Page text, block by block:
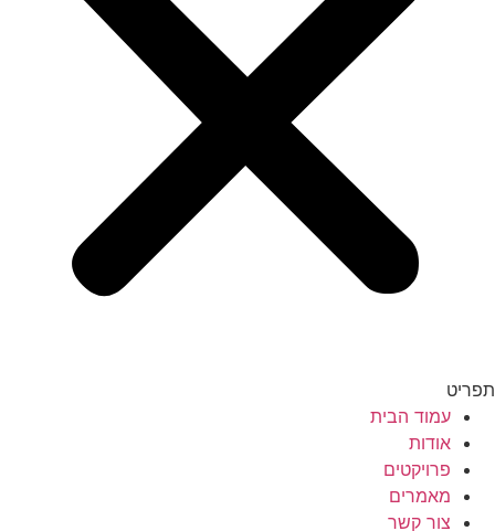
תפריט
עמוד הבית
אודות
פרויקטים
מאמרים
צור קשר